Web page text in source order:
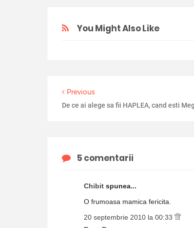
You Might Also Like
Previous
De ce ai alege sa fii HAPLEA, cand esti
5 comentarii
Chibit spunea...
O frumoasa mamica fericita.
20 septembrie 2010 la 00:33